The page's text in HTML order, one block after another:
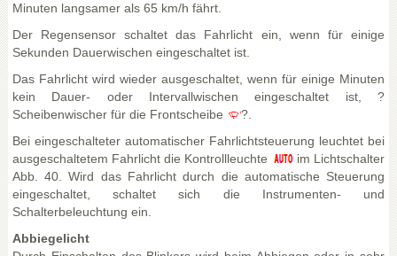
Minuten langsamer als 65 km/h fährt.
Der Regensensor schaltet das Fahrlicht ein, wenn für einige
Sekunden Dauerwischen eingeschaltet ist.
Das Fahrlicht wird wieder ausgeschaltet, wenn für einige Minuten
kein Dauer- oder Intervallwischen eingeschaltet ist, ?
Scheibenwischer für die Frontscheibe
?.
Bei eingeschalteter automatischer Fahrlichtsteuerung leuchtet bei
ausgeschaltetem Fahrlicht die Kontrollleuchte
im Lichtschalter
Abb. 40. Wird das Fahrlicht durch die automatische Steuerung
eingeschaltet, schaltet sich die Instrumenten- und
Schalterbeleuchtung ein.
Abbiegelicht